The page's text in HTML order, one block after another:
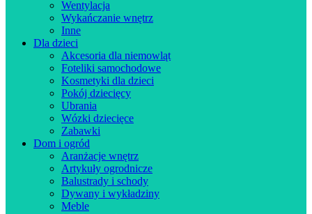
Wentylacja
Wykańczanie wnętrz
Inne
Dla dzieci
Akcesoria dla niemowląt
Foteliki samochodowe
Kosmetyki dla dzieci
Pokój dziecięcy
Ubrania
Wózki dziecięce
Zabawki
Dom i ogród
Aranżacje wnętrz
Artykuły ogrodnicze
Balustrady i schody
Dywany i wykładziny
Meble